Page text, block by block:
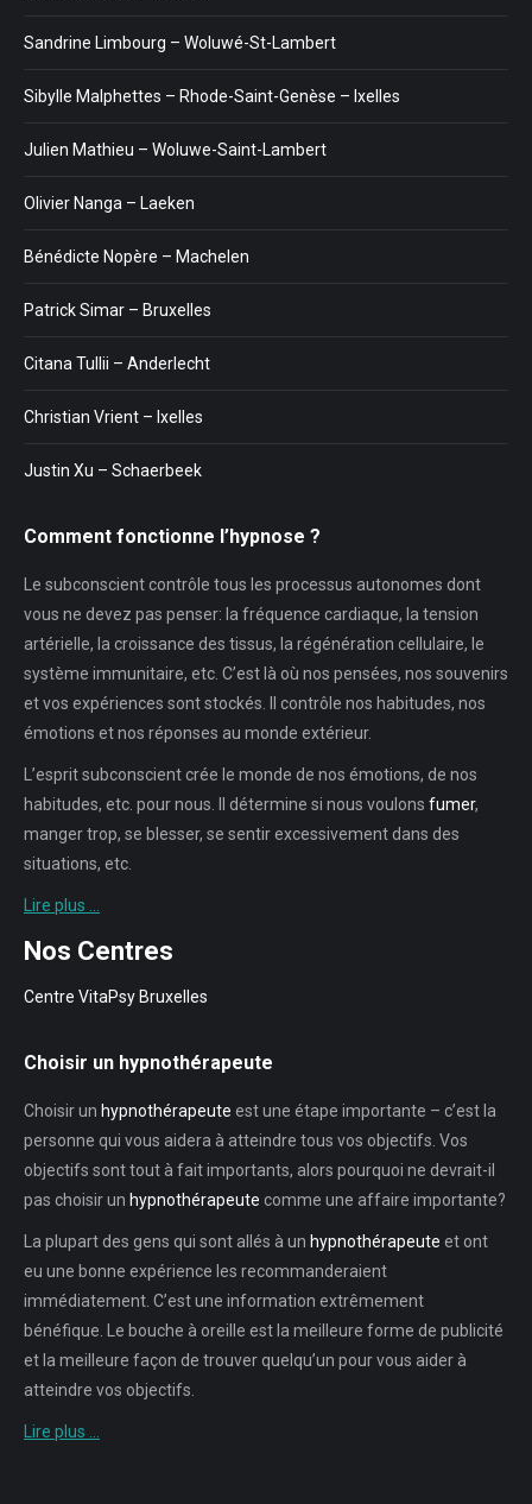
Sandrine Limbourg – Woluwé-St-Lambert
Sibylle Malphettes – Rhode-Saint-Genèse – Ixelles
Julien Mathieu – Woluwe-Saint-Lambert
Olivier Nanga – Laeken
Bénédicte Nopère – Machelen
Patrick Simar – Bruxelles
Citana Tullii – Anderlecht
Christian Vrient – Ixelles
Justin Xu – Schaerbeek
Comment fonctionne l’hypnose ?
Le subconscient contrôle tous les processus autonomes dont
vous ne devez pas penser: la fréquence cardiaque, la tension
artérielle, la croissance des tissus, la régénération cellulaire, le
système immunitaire, etc. C’est là où nos pensées, nos souvenirs
et vos expériences sont stockés. Il contrôle nos habitudes, nos
émotions et nos réponses au monde extérieur.
L’esprit subconscient crée le monde de nos émotions, de nos
habitudes, etc. pour nous. Il détermine si nous voulons fumer,
manger trop, se blesser, se sentir excessivement dans des
situations, etc.
Lire plus …
Nos Centres
Centre VitaPsy Bruxelles
Choisir un hypnothérapeute
Choisir un hypnothérapeute est une étape importante – c’est la
personne qui vous aidera à atteindre tous vos objectifs. Vos
objectifs sont tout à fait importants, alors pourquoi ne devrait-il
pas choisir un hypnothérapeute comme une affaire importante?
La plupart des gens qui sont allés à un hypnothérapeute et ont
eu une bonne expérience les recommanderaient
immédiatement. C’est une information extrêmement
bénéfique. Le bouche à oreille est la meilleure forme de publicité
et la meilleure façon de trouver quelqu’un pour vous aider à
atteindre vos objectifs.
Lire plus …